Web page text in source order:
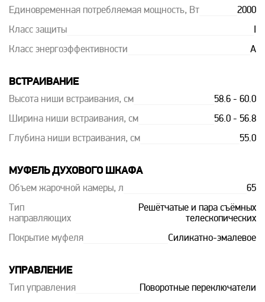
Единовременная потребляемая мощность, Вт 2000
Класс защиты
Класс энергоэффективности A
ВСТРАИВАНИЕ
Высота ниши встраивания, см 58.6 - 60.0
Ширина ниши встраивания, см 56.0 - 56.8
Глубина ниши встраивания, см 55.0
МУФЕЛЬ ДУХОВОГО ШКАФА
Объем жарочной камеры, л 65
Тип
направляющих
Решётчатые и пара съёмных
телескопических
Покрытие муфеля Силикатно-эмалевое
УПРАВЛЕНИЕ
Тип управления Поворотные переключатели